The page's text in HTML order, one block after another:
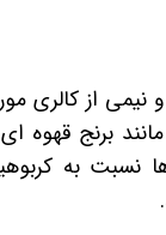
از کالری
برنج قهوه
نسبت به